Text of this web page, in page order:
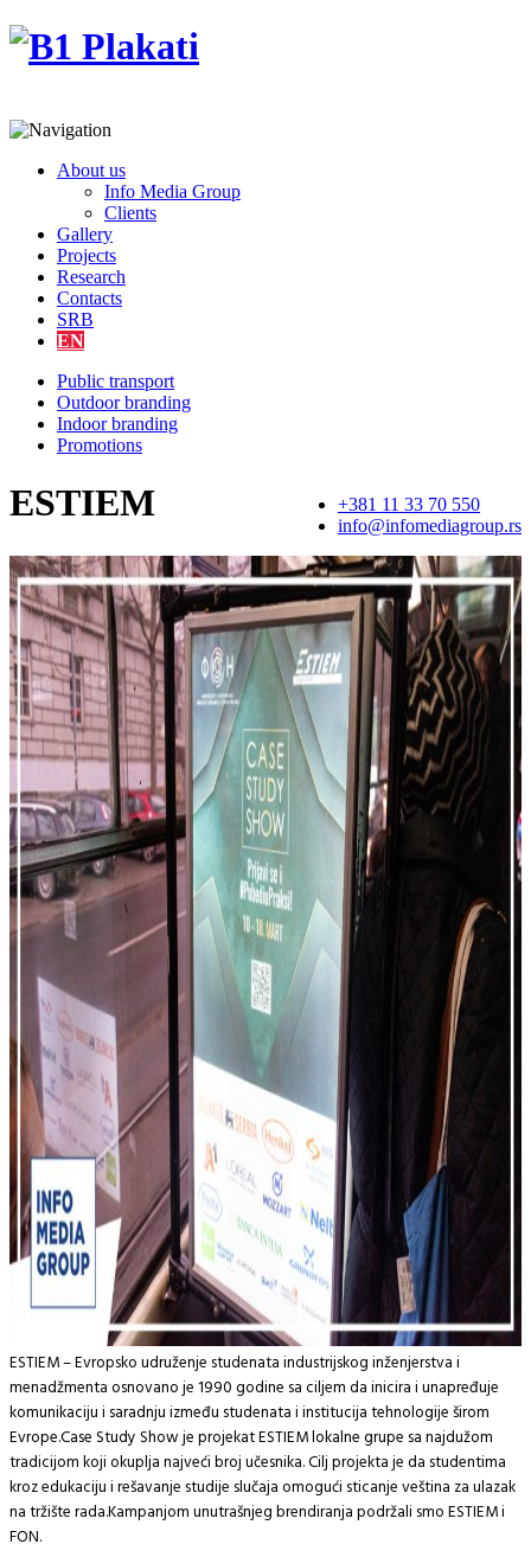
About us
Info Media Group
Clients
Gallery
Projects
Research
Contacts
SRB
EN
Public transport
Outdoor branding
Indoor branding
Promotions
+381 11 33 70 550
info@infomediagroup.rs
ESTIEM
ESTIEM – Evropsko udruženje studenata industrijskog inženjerstva i
menadžmenta osnovano je 1990 godine sa ciljem da inicira i unapređuje
komunikaciju i saradnju između studenata i institucija tehnologije širom
Evrope.Case Study Show je projekat ESTIEM lokalne grupe sa najdužom
tradicijom koji okuplja najveći broj učesnika. Cilj projekta je da studentima
kroz edukaciju i rešavanje studije slučaja omogući sticanje veština za ulazak
na tržište rada.Kampanjom unutrašnjeg brendiranja podržali smo ESTIEM i
FON.